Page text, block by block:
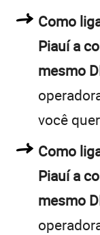
Como
Piauí a
mesmo
você
Como
Piauí a
mesmo